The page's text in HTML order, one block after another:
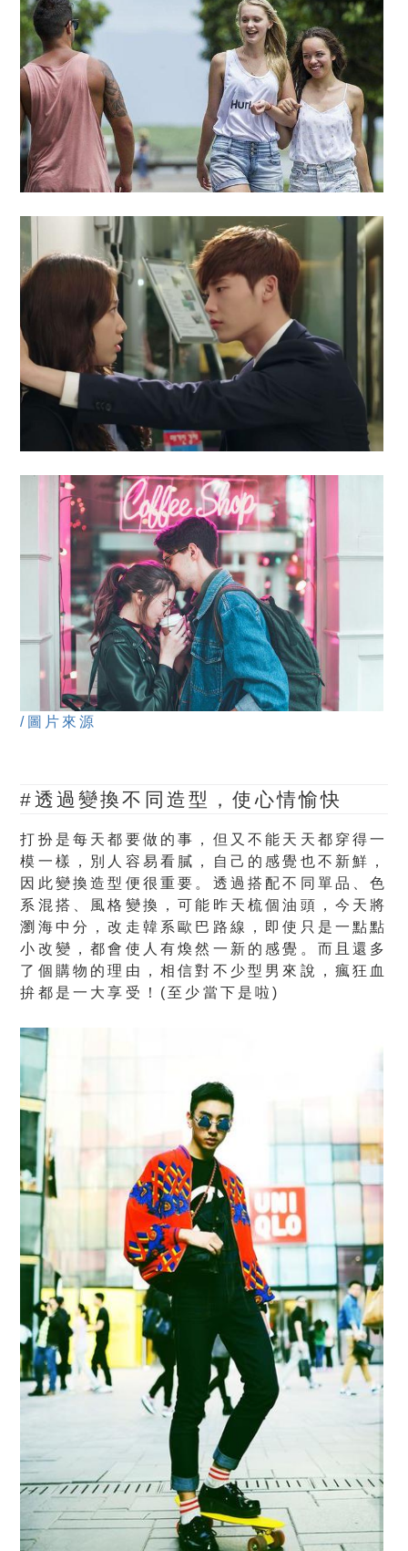
/圖片來源
#透過變換不同造型，使心情愉快
打扮是每天都要做的事，但又不能天天都穿得一
模一樣，別人容易看膩，自己的感覺也不新鮮，
因此變換造型便很重要。透過搭配不同單品、色
系混搭、風格變換，可能昨天梳個油頭，今天將
瀏海中分，改走韓系歐巴路線，即使只是一點點
小改變，都會使人有煥然一新的感覺。而且還多
了個購物的理由，相信對不少型男來說，瘋狂血
拚都是一大享受！(至少當下是啦)